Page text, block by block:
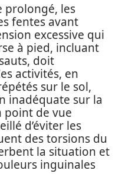
prolongé, les
fentes avant
excessive qui
à pied, incluant
doit
activités, en
sur le sol,
inadéquate sur la
point de vue
d’éviter les
des torsions du
la situation et
inguinales